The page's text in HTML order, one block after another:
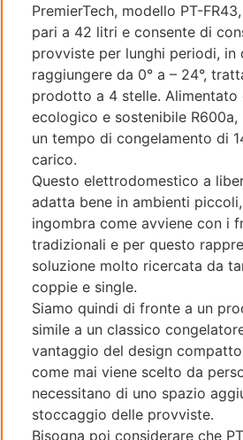
PremierTech, modello PT-
pari a 42 litri e consente di
provviste per lunghi periodi, in
raggiungere da 0° a – 24°,
prodotto a 4 stelle. Alimentato
ecologico e sostenibile
un tempo di congelamento di
carico.
Questo elettrodomestico a
adatta bene in ambienti
ingombra come avviene con i
tradizionali e per questo
soluzione molto ricercata da
coppie e single.
Siamo quindi di fronte a un
simile a un classico
vantaggio del design
come mai viene scelto da
necessitano di uno spazio
stoccaggio delle provviste.
Bisogna poi considerare che